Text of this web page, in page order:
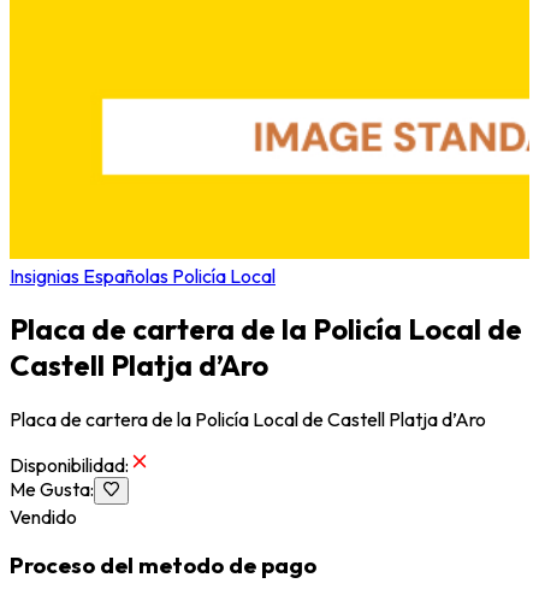
Insignias Españolas Policía Local
Placa de cartera de la Policía Local de
Castell Platja d’Aro
Placa de cartera de la Policía Local de Castell Platja d’Aro
Disponibilidad:
Me Gusta:
Vendido
Proceso del metodo de pago